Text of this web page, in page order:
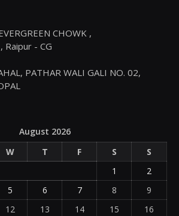
CHOWK ,
Raipur - CG
PATHAR WALI GALI NO. 02,
August 2026
W T F S
S
1
2
5 6 7 8
9
12 13 14 15 16